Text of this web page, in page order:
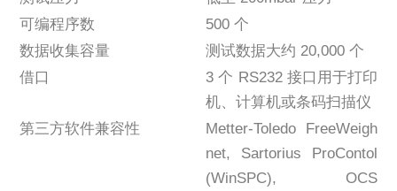
可编程序数
500 个
数据收集容量
测试数据大约 20,000 个
借口
3 个 RS232 接口用于打印
机、计算机或条码扫描仪
第三方软件兼容性
Metter-Toledo FreeWeigh
net, Sartorius ProContol
(WinSPC), OCS